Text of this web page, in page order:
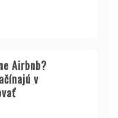
Airbnb?
v